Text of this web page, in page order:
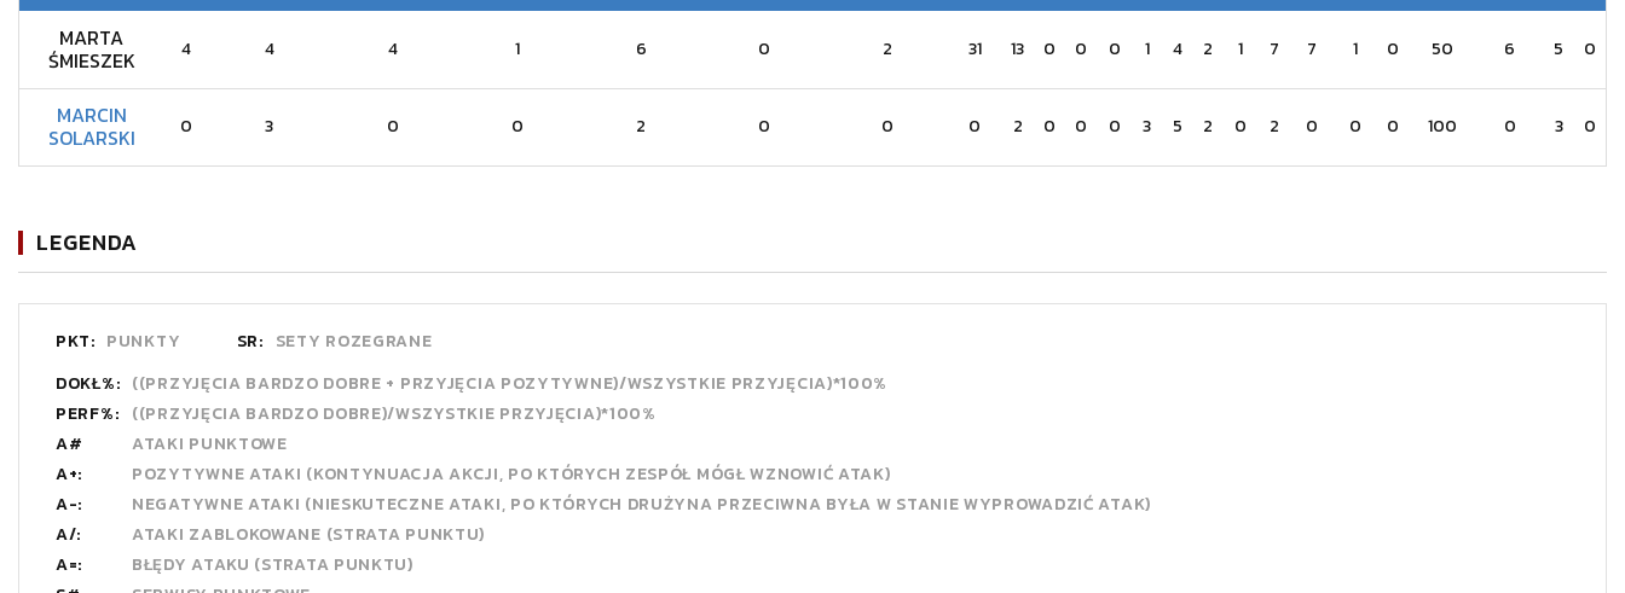
MARTA
ŚMIESZEK 4 4 4 1 6 0 2 31 13 0 0 0 1 4 2 1 7 7 1 0 50 6 5 0
MARCIN
SOLARSKI 0 3 0 0 2 0 0 0 2 0 0 0 3 5 2 0 2 0 0 0 100 0 3 0
LEGENDA
PKT: PUNKTY SR: SETY ROZEGRANE
DOKŁ%: ((PRZYJĘCIA BARDZO DOBRE + PRZYJĘCIA POZYTYWNE)/WSZYSTKIE PRZYJĘCIA)*100%
PERF%: ((PRZYJĘCIA BARDZO DOBRE)/WSZYSTKIE PRZYJĘCIA)*100%
A#
ATAKI PUNKTOWE
A+:
POZYTYWNE ATAKI (KONTYNUACJA AKCJI, PO KTÓRYCH ZESPÓŁ MÓGŁ WZNOWIĆ ATAK)
A-:
NEGATYWNE ATAKI (NIESKUTECZNE ATAKI, PO KTÓRYCH DRUŻYNA PRZECIWNA BYŁA W STANIE WYPROWADZIĆ ATAK)
A/:
ATAKI ZABLOKOWANE (STRATA PUNKTU)
A=:
BŁĘDY ATAKU (STRATA PUNKTU)